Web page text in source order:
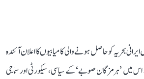
بحریہ کو حاصل ہونے والی کامیابیوں کا اعلان آئندہ
میں ’ہرمزگان صوبے‘ کے سیاسی، سیکورٹی اور سماجی